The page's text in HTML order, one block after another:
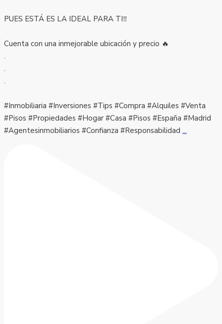
PUES ESTÁ ES LA IDEAL PARA TI‼️
Cuenta con una inmejorable ubicación y precio 🔥
.
.
.
#Inmobiliaria #Inversiones #Tips #Compra #Alquiles #Venta
#Pisos #Propiedades #Hogar #Casa #Pisos #España #Madrid
#Agentesinmobiliarios #Confianza #Responsabilidad ...